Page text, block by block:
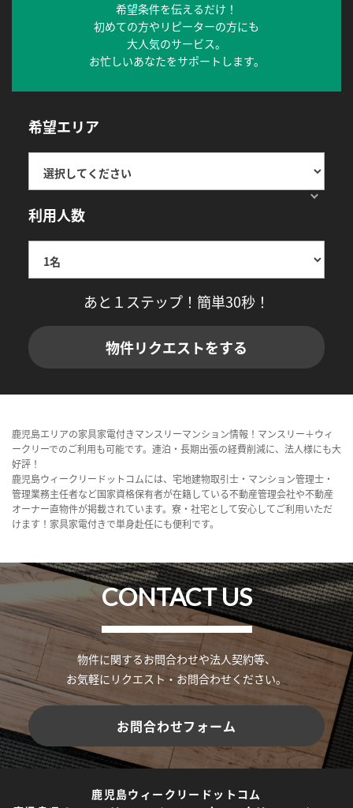
希望条件を伝えるだけ！
初めての方やリピーターの方にも
大人気のサービス。
お忙しいあなたをサポートします。
希望エリア
利用人数
あと１ステップ！簡単30秒！
物件リクエストをする
鹿児島エリアの家具家電付きマンスリーマンション情報！マンスリー＋ウィ
ークリーでのご利用も可能です。連泊・長期出張の経費削減に、法人様にも大
好評！
鹿児島ウィークリードットコムには、宅地建物取引士・マンション管理士・
管理業務主任者など国家資格保有者が在籍している不動産管理会社や不動産
オーナー直物件が掲載されています。寮・社宅として安心してご利用いただ
けます！家具家電付きで単身赴任にも便利です。
CONTACT US
物件に関するお問合わせや法人契約等、
お気軽にリクエスト・お問合わせください。
お問合わせフォーム
鹿児島ウィークリードットコム